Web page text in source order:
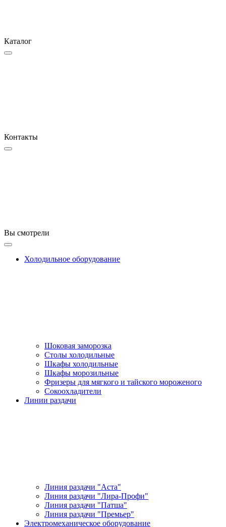
Каталог
Контакты
Вы смотрели
Холодильное оборудование
Шоковая заморозка
Столы холодильные
Шкафы холодильные
Шкафы морозильные
Фризеры для мягкого и тайского мороженого
Сокоохладители
Линии раздачи
Линия раздачи "Аста"
Линия раздачи "Лира-Профи"
Линия раздачи "Патша"
Линия раздачи "Премьер"
Электромеханическое оборудование